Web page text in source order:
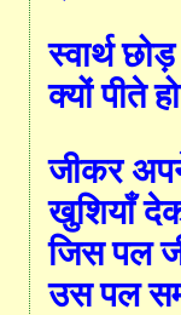
स्वार्थ
क्यों पीते
जीकर
खुशियाँ
जिस पल
उस पल